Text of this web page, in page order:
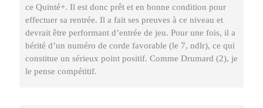
ce Quinté+. Il est donc prêt et en bonne condition pour
effectuer sa rentrée. Il a fait ses preuves à ce niveau et
devrait être performant d’entrée de jeu. Pour une fois, il a
hérité d’un numéro de corde favorable (le 7, ndlr), ce qui
constitue un sérieux point positif. Comme Drumard (2), je
le pense compétitif.